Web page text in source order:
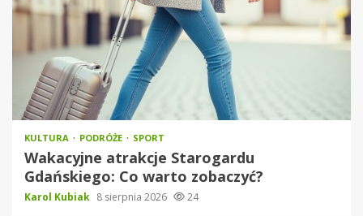
KULTURA PODRÓŻE SPORT
Wakacyjne atrakcje Starogardu
Gdańskiego: Co warto zobaczyć?
Karol Kubiak 8 sierpnia 2026 24